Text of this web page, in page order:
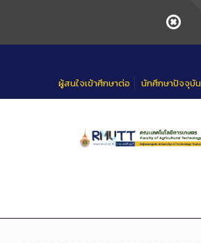
ผู้สนใจเข้าศึกษาต่อ นักศึกษาปัจจุบัน